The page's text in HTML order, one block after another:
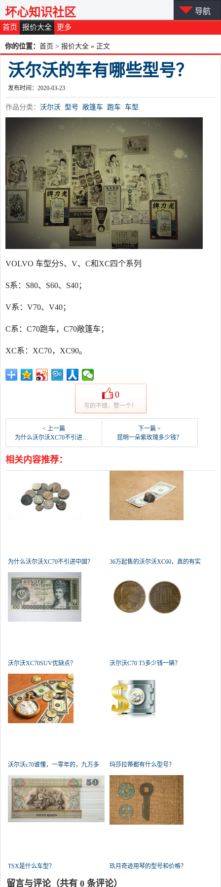
首页 报价大全 更多
坏心知识社区 导航
你的位置： 首页 > 报价大全 » 正文
沃尔沃的车有哪些型号？
发布时间：2020-03-23
作品分类： 沃尔沃 型号 敞篷车 跑车 车型
VOLVO 车型分S、V、C和XC四个系列
S系：S80、S60、S40；
V系：V70、V40；
C系：C70跑车，C70敞篷车；
XC系：XC70，XC90。
0
写的不错，赞一个！
< 上一篇
为什么沃尔沃XC70不引进中国？
下一篇 >
昆明一朵紫玫瑰多少钱？
相关内容推荐：
为什么沃尔沃XC70不引进中国？
36万起售的沃尔沃XC60，真的有实
沃尔沃XC70SUV优缺点？ 沃尔沃C70 T5多少钱一辆？
沃尔沃c70谁懂，一零年的，九万多
公里
玛莎拉蒂都有什么型号？
TSX是什么车型？ 玖月奇迹用琴的型号和价格？
留言与评论（共有 0 条评论）